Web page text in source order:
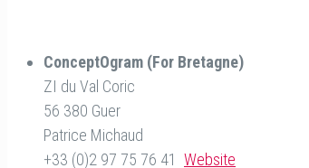
ConceptOgram (For Bretagne)
ZI du Val Coric
56 380 Guer
Patrice Michaud
+33 (0)2 97 75 76 41 Website